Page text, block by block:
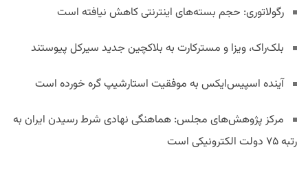
رگولاتوری: حجم بسته‌های اینترنتی کاهش نیافته است
بلک‌راک، ویزا و مسترکارت به بلاکچین جدید سیرکل پیوستند
آینده اسپیس‌ایکس به موفقیت استارشیپ گره خورده است
مرکز پژوهش‌های مجلس: هماهنگی نهادی شرط رسیدن ایران به
رتبه ۷۵ دولت الکترونیکی است